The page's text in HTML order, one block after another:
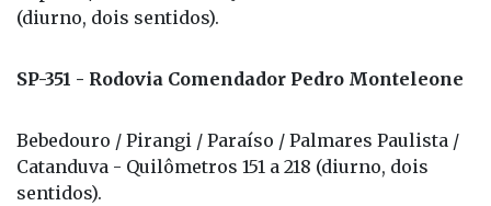
(diurno, dois sentidos).
SP-351 - Rodovia Comendador Pedro Monteleone
Bebedouro / Pirangi / Paraíso / Palmares Paulista /
Catanduva - Quilômetros 151 a 218 (diurno, dois
sentidos).